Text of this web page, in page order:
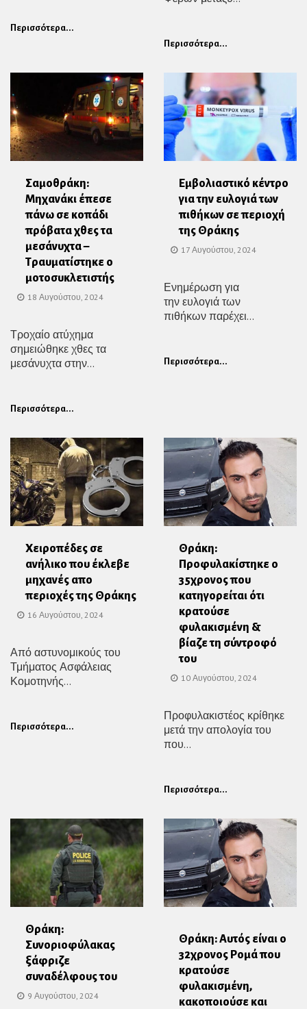
Περισσότερα...
Περισσότερα...
Σαμοθράκη:
Μηχανάκι έπεσε
πάνω σε κοπάδι
πρόβατα χθες τα
μεσάνυχτα –
Τραυματίστηκε ο
μοτοσυκλετιστής
18 Αυγούστου, 2024
Τροχαίο ατύχημα
σημειώθηκε χθες τα
μεσάνυχτα στην...
Περισσότερα...
Εμβολιαστικό κέντρο
για την ευλογιά των
πιθήκων σε περιοχή
της Θράκης
17 Αυγούστου, 2024
Ενημέρωση για
την ευλογιά των
πιθήκων παρέχει...
Περισσότερα...
Χειροπέδες σε
ανήλικο που έκλεβε
μηχανές απο
περιοχές της Θράκης
16 Αυγούστου, 2024
Από αστυνομικούς του
Τμήματος Ασφάλειας
Κομοτηνής...
Περισσότερα...
Θράκη:
Προφυλακίστηκε ο
35χρονος που
κατηγορείται ότι
κρατούσε
φυλακισμένη &
βίαζε τη σύντροφό
του
10 Αυγούστου, 2024
Προφυλακιστέος κρίθηκε
μετά την απολογία του
που...
Περισσότερα...
Θράκη:
Συνοριοφύλακας
ξάφριζε
συναδέλφους του
9 Αυγούστου, 2024
Θράκη: Αυτός είναι ο
32χρονος Ρομά που
κρατούσε
φυλακισμένη,
κακοποιούσε και